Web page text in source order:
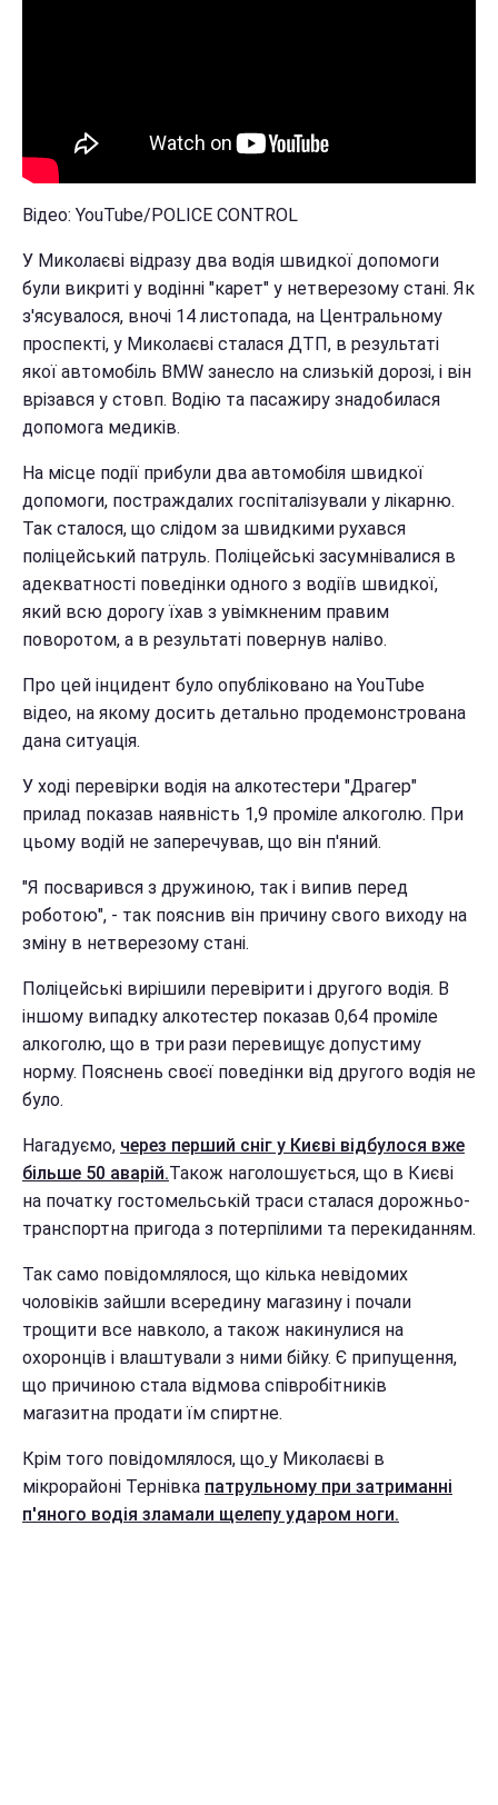
Відео: YouTube/POLICE CONTROL
У Миколаєві відразу два водія швидкої допомоги
були викриті у водінні "карет" у нетверезому стані. Як
з'ясувалося, вночі 14 листопада, на Центральному
проспекті, у Миколаєві сталася ДТП, в результаті
якої автомобіль BMW занесло на слизькій дорозі, і він
врізався у стовп. Водію та пасажиру знадобилася
допомога медиків.
На місце події прибули два автомобіля швидкої
допомоги, постраждалих госпіталізували у лікарню.
Так сталося, що слідом за швидкими рухався
поліцейський патруль. Поліцейські засумнівалися в
адекватності поведінки одного з водіїв швидкої,
який всю дорогу їхав з увімкненим правим
поворотом, а в результаті повернув наліво.
Про цей інцидент було опубліковано на YouTube
відео, на якому досить детально продемонстрована
дана ситуація.
У ході перевірки водія на алкотестери "Драгер"
прилад показав наявність 1,9 проміле алкоголю. При
цьому водій не заперечував, що він п'яний.
"Я посварився з дружиною, так і випив перед
роботою", - так пояснив він причину свого виходу на
зміну в нетверезому стані.
Поліцейські вирішили перевірити і другого водія. В
іншому випадку алкотестер показав 0,64 проміле
алкоголю, що в три рази перевищує допустиму
норму. Пояснень своєї поведінки від другого водія не
було.
Нагадуємо, через перший сніг у Києві відбулося вже
більше 50 аварій.Також наголошується, що в Києві
на початку гостомельській траси сталася дорожньо-
транспортна пригода з потерпілими та перекиданням.
Так само повідомлялося, що кілька невідомих
чоловіків зайшли всередину магазину і почали
трощити все навколо, а також накинулися на
охоронців і влаштували з ними бійку. Є припущення,
що причиною стала відмова співробітників
магазитна продати їм спиртне.
Крім того повідомлялося, що у Миколаєві в
мікрорайоні Тернівка патрульному при затриманні
п'яного водія зламали щелепу ударом ноги.